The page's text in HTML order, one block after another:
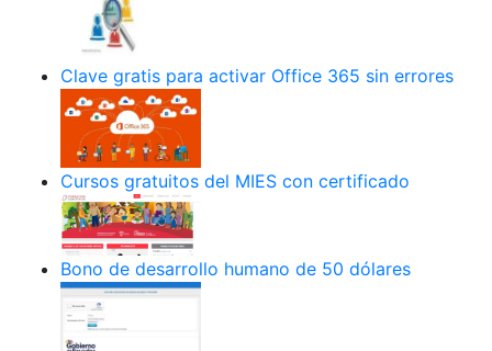
Clave gratis para activar Office 365 sin errores
Cursos gratuitos del MIES con certificado
Bono de desarrollo humano de 50 dólares